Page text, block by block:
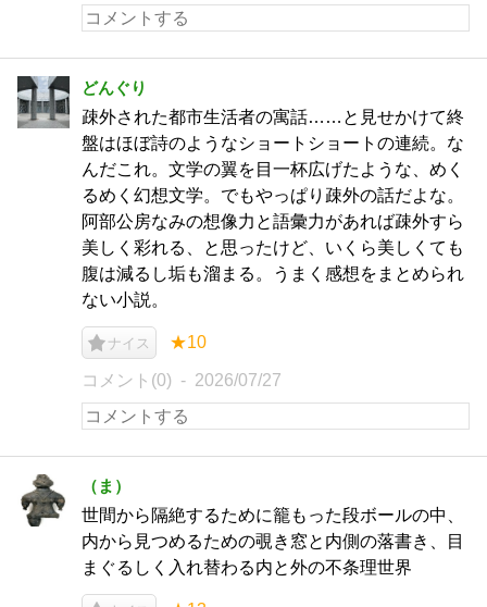
どんぐり
疎外された都市生活者の寓話……と見せかけて終
盤はほぼ詩のようなショートショートの連続。な
んだこれ。文学の翼を目一杯広げたような、めく
るめく幻想文学。でもやっぱり疎外の話だよな。
阿部公房なみの想像力と語彙力があれば疎外すら
美しく彩れる、と思ったけど、いくら美しくても
腹は減るし垢も溜まる。うまく感想をまとめられ
ない小説。
ナイス ★10
コメント(0) 2026/07/27
（ま）
世間から隔絶するために籠もった段ボールの中、
内から見つめるための覗き窓と内側の落書き、目
まぐるしく入れ替わる内と外の不条理世界